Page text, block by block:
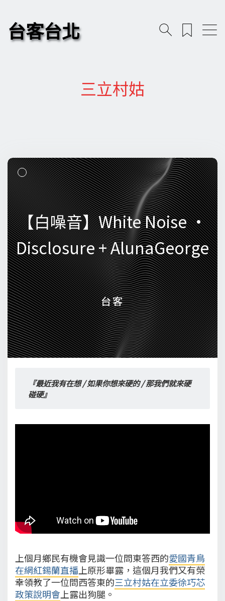
台客台北
三立村姑
【白噪音】White Noise •
Disclosure + AlunaGeorge
台客
【白噪音】White Noise •
Disclosure + AlunaGeorge
台客
『最近我有在想 / 如果你想來硬的 / 那我們就來硬
碰硬』
上個月鄉民有機會見識一位問東答西的愛國青鳥
在網紅錫蘭直播 上原形畢露，這個月我們又有榮
幸領教了一位問西答東的三立村姑在立委徐巧芯
政策說明會 上露出狗腿。